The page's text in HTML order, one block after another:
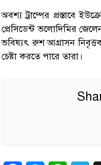
অবশ্য ট্রাম্পের প্রস্তাবে
প্রেসিডেন্ট ভলোদিমির
ভবিষ্যৎ রুশ আগ্রাসন
চেষ্টা করতে পারে তারা।